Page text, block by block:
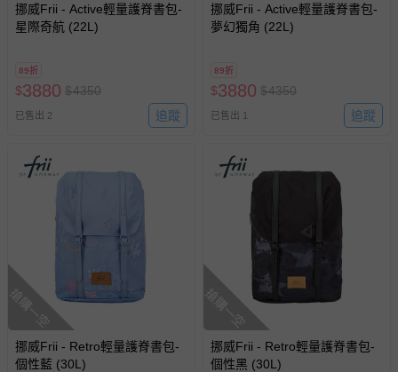
挪威Frii - Active輕量護脊書包-
星際奇航 (22L)
89折
$3880 $4350
已售出 2 追蹤
挪威Frii - Active輕量護脊書包-
夢幻獨角 (22L)
89折
$3880 $4350
已售出 1 追蹤
搶購一空
挪威Frii - Retro輕量護脊書包-
個性藍 (30L)
搶購一空
挪威Frii - Retro輕量護脊書包-
個性黑 (30L)